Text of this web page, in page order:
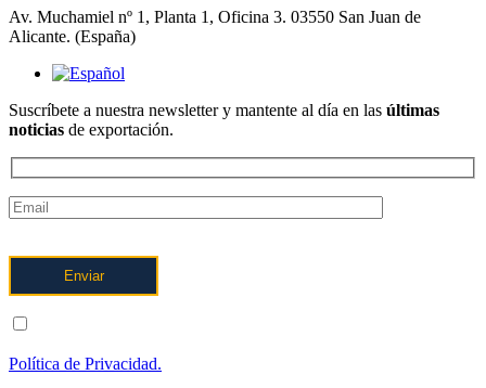
Av. Muchamiel nº 1, Planta 1, Oficina 3. 03550 San Juan de
Alicante. (España)
Suscríbete a nuestra newsletter y mantente al día en las últimas
noticias de exportación.
Política de Privacidad.